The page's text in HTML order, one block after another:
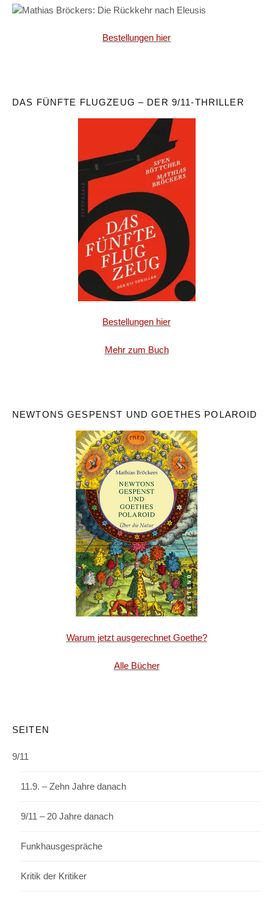
Bestellungen hier
DAS FÜNFTE FLUGZEUG – DER 9/11-THRILLER
Bestellungen hier
Mehr zum Buch
NEWTONS GESPENST UND GOETHES POLAROID
Warum jetzt ausgerechnet Goethe?
Alle Bücher
SEITEN
9/11
11.9. – Zehn Jahre danach
9/11 – 20 Jahre danach
Funkhausgespräche
Kritik der Kritiker